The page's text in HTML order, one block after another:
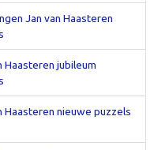
Jan van Haasteren
Haasteren jubileum
Haasteren nieuwe puzzels